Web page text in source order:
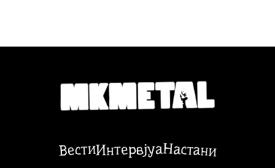
ВестиИнтервјуаНастани